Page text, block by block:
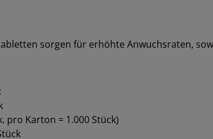
sorgen für erhöhte Anwuchsraten,
pro Karton = 1.000 Stück)